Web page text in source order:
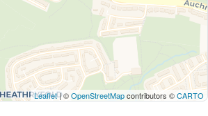
Leaflet| ©OpenStreetMapcontributors ©CARTO